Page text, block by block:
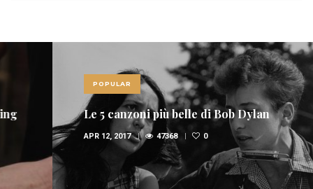
Le 5 canzoni più belle di Bob Dylan
APR 12, 2017 47368 0